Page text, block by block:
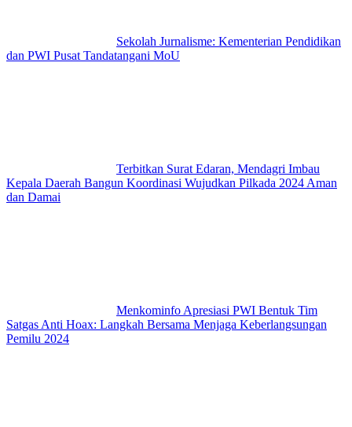
Sekolah Jurnalisme: Kementerian Pendidikan
dan PWI Pusat Tandatangani MoU
Terbitkan Surat Edaran, Mendagri Imbau
Kepala Daerah Bangun Koordinasi Wujudkan Pilkada 2024 Aman
dan Damai
Menkominfo Apresiasi PWI Bentuk Tim
Satgas Anti Hoax: Langkah Bersama Menjaga Keberlangsungan
Pemilu 2024